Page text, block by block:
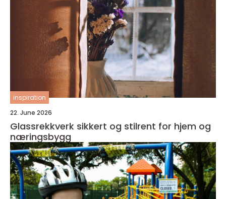
inspiration
22. June 2026
Glassrekkverk sikkert og stilrent for hjem og
næringsbygg